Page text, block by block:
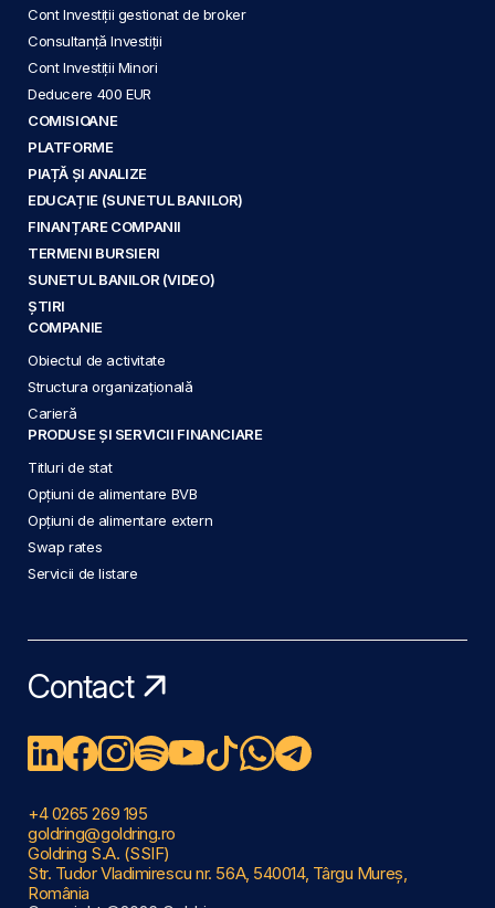
Cont Investiții gestionat de broker
Consultanță Investiții
Cont Investiții Minori
Deducere 400 EUR
COMISIOANE
PLATFORME
PIAȚĂ ȘI ANALIZE
EDUCAȚIE (SUNETUL BANILOR)
FINANȚARE COMPANII
TERMENI BURSIERI
SUNETUL BANILOR (VIDEO)
ȘTIRI
COMPANIE
Obiectul de activitate
Structura organizațională
Carieră
PRODUSE ȘI SERVICII FINANCIARE
Titluri de stat
Opțiuni de alimentare BVB
Opțiuni de alimentare extern
Swap rates
Servicii de listare
Contact
+4 0265 269 195
goldring@goldring.ro
Goldring S.A. (SSIF)
Str. Tudor Vladimirescu nr. 56A, 540014, Târgu Mureș,
România